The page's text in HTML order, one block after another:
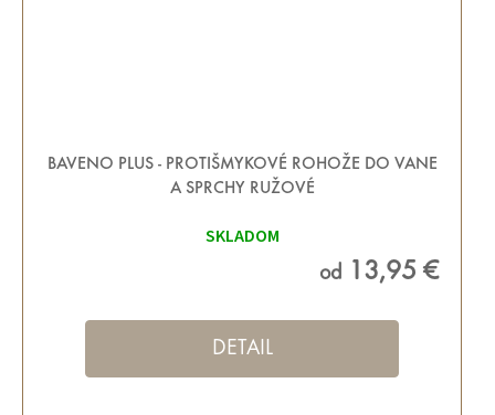
BAVENO PLUS - PROTIŠMYKOVÉ ROHOŽE DO VANE
A SPRCHY RUŽOVÉ
SKLADOM
od 13,95 €
DETAIL